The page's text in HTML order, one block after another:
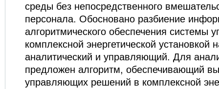
среды без непосредственного
персонала. Обосновано разбиение
алгоритмического обеспечения системы
комплексной энергетической установкой
аналитический и управляющий. Для
предложен алгоритм, обеспечивающий
управляющих решений в комплексной